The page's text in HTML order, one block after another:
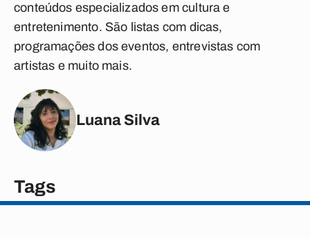
conteúdos especializados em cultura e
entretenimento. São listas com dicas,
programações dos eventos, entrevistas com
artistas e muito mais.
Luana Silva
Tags